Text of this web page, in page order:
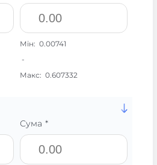
Мін: 0.00741
-
Макс: 0.607332
Сума *